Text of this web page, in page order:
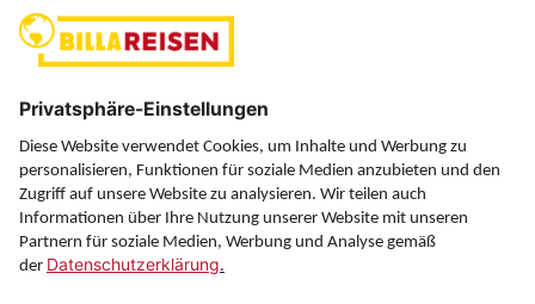
Über uns
Service
Information
Folgen Sie uns auf